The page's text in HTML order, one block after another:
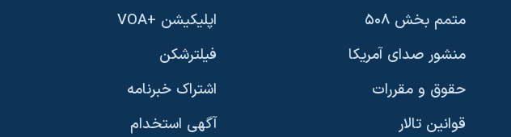
متمم بخش ۵۰۸
منشور صدای آمریکا
حقوق و مقررات
قوانین تالار
اپلیکیشن +VOA
فیلترشکن
اشتراک خبرنامه
آگهی استخدام